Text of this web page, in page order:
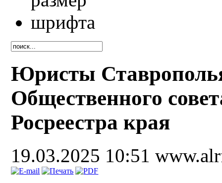
Юристы
Общественного
Росреестра края
19.03.2025 10:51